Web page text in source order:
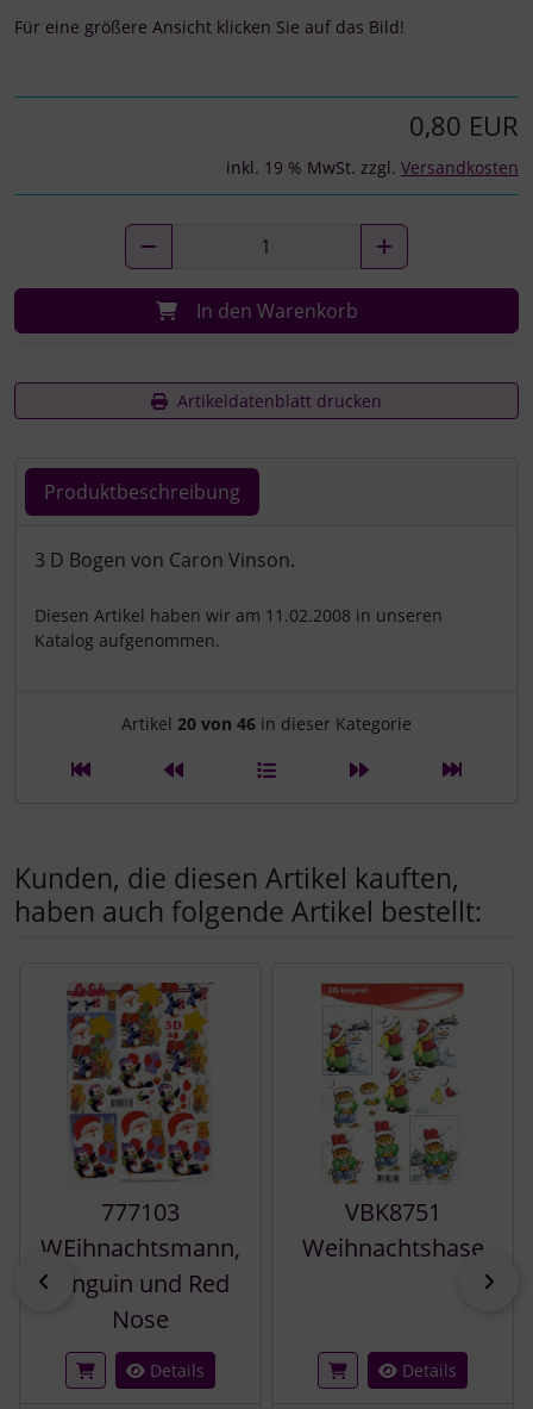
Für eine größere Ansicht klicken Sie auf das Bild!
0,80 EUR
inkl. 19 % MwSt. zzgl. Versandkosten
In den Warenkorb
Artikeldatenblatt drucken
Produktbeschreibung
Produktbeschreibung
3 D Bogen von Caron Vinson.
Diesen Artikel haben wir am 11.02.2008 in unseren
Katalog aufgenommen.
Artikelnavigation innerhalb
Artikel 20 von 46 in dieser Kategorie
Kunden, die diesen Artikel kauften,
haben auch folgende Artikel bestellt:
zurück
777103
WEihnachtsmann,
Pinguin und Red
Nose
Details
VBK8751
Weihnachtshase
Details